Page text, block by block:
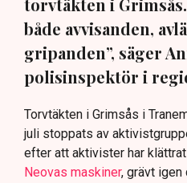
torvtäkten i
både avvisanden,
gripanden”, säger
polisinspektör i
Torvtäkten i Grimsås i
juli stoppats av
efter att aktivister har
Neovas maskiner, grävt